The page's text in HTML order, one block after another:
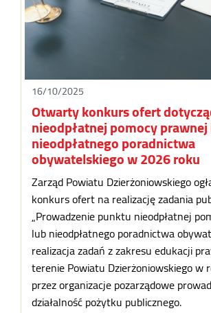
16/10/2025
Otwarty konkurs ofert
nieodpłatnej pomocy
nieodpłatnego poradnictwa
obywatelskiego w 2026 roku
Zarząd Powiatu Dzierżoniowskiego
konkurs ofert na realizację zadania
„Prowadzenie punktu nieodpłatnej
lub nieodpłatnego poradnictwa
realizacja zadań z zakresu edukacji
terenie Powiatu Dzierżoniowskiego w
przez organizacje pozarządowe
działalność pożytku publicznego.